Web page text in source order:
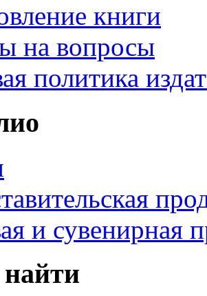
книги
на вопросы
политика
и сувенирная